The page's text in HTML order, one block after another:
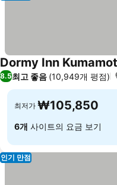
Dormy Inn
8.5최고 좋음 (10,949개 평점)
최저가 ₩105,850
6개 사이트의 요금 보기
인기 만점